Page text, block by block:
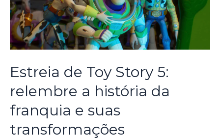
Estreia de Toy Story 5:
relembre a história da
franquia e suas
transformações